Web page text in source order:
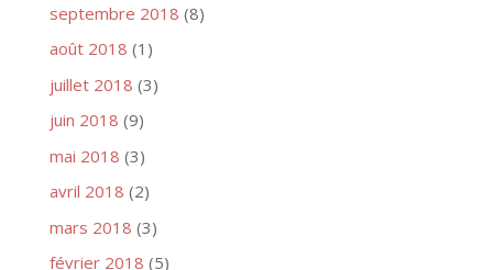
septembre 2018 (8)
août 2018 (1)
juillet 2018 (3)
juin 2018 (9)
mai 2018 (3)
avril 2018 (2)
mars 2018 (3)
février 2018 (5)